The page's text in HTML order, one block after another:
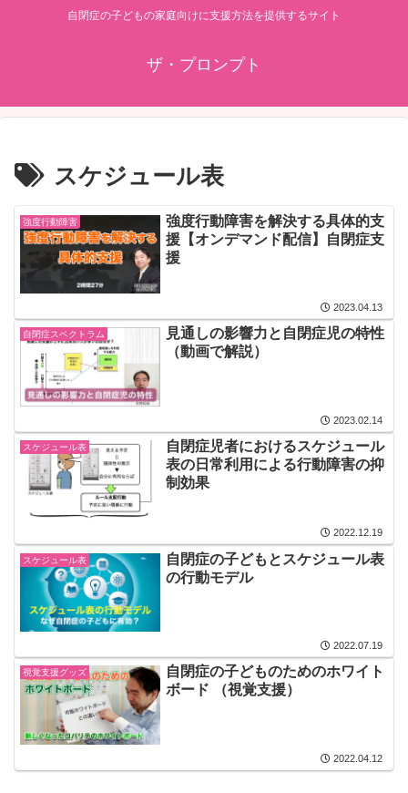
自閉症の子どもの家庭向けに支援方法を提供するサイト
ザ・プロンプト
スケジュール表
強度行動障害
強度行動障害を解決する具体的支
援【オンデマンド配信】自閉症支
援
2023.04.13
自閉症スペクトラム
見通しの影響力と自閉症児の特性
（動画で解説）
2023.02.14
スケジュール表
自閉症児者におけるスケジュール
表の日常利用による行動障害の抑
制効果
2022.12.19
スケジュール表
自閉症の子どもとスケジュール表
の行動モデル
2022.07.19
視覚支援グッズ
自閉症の子どものためのホワイト
ボード （視覚支援）
2022.04.12